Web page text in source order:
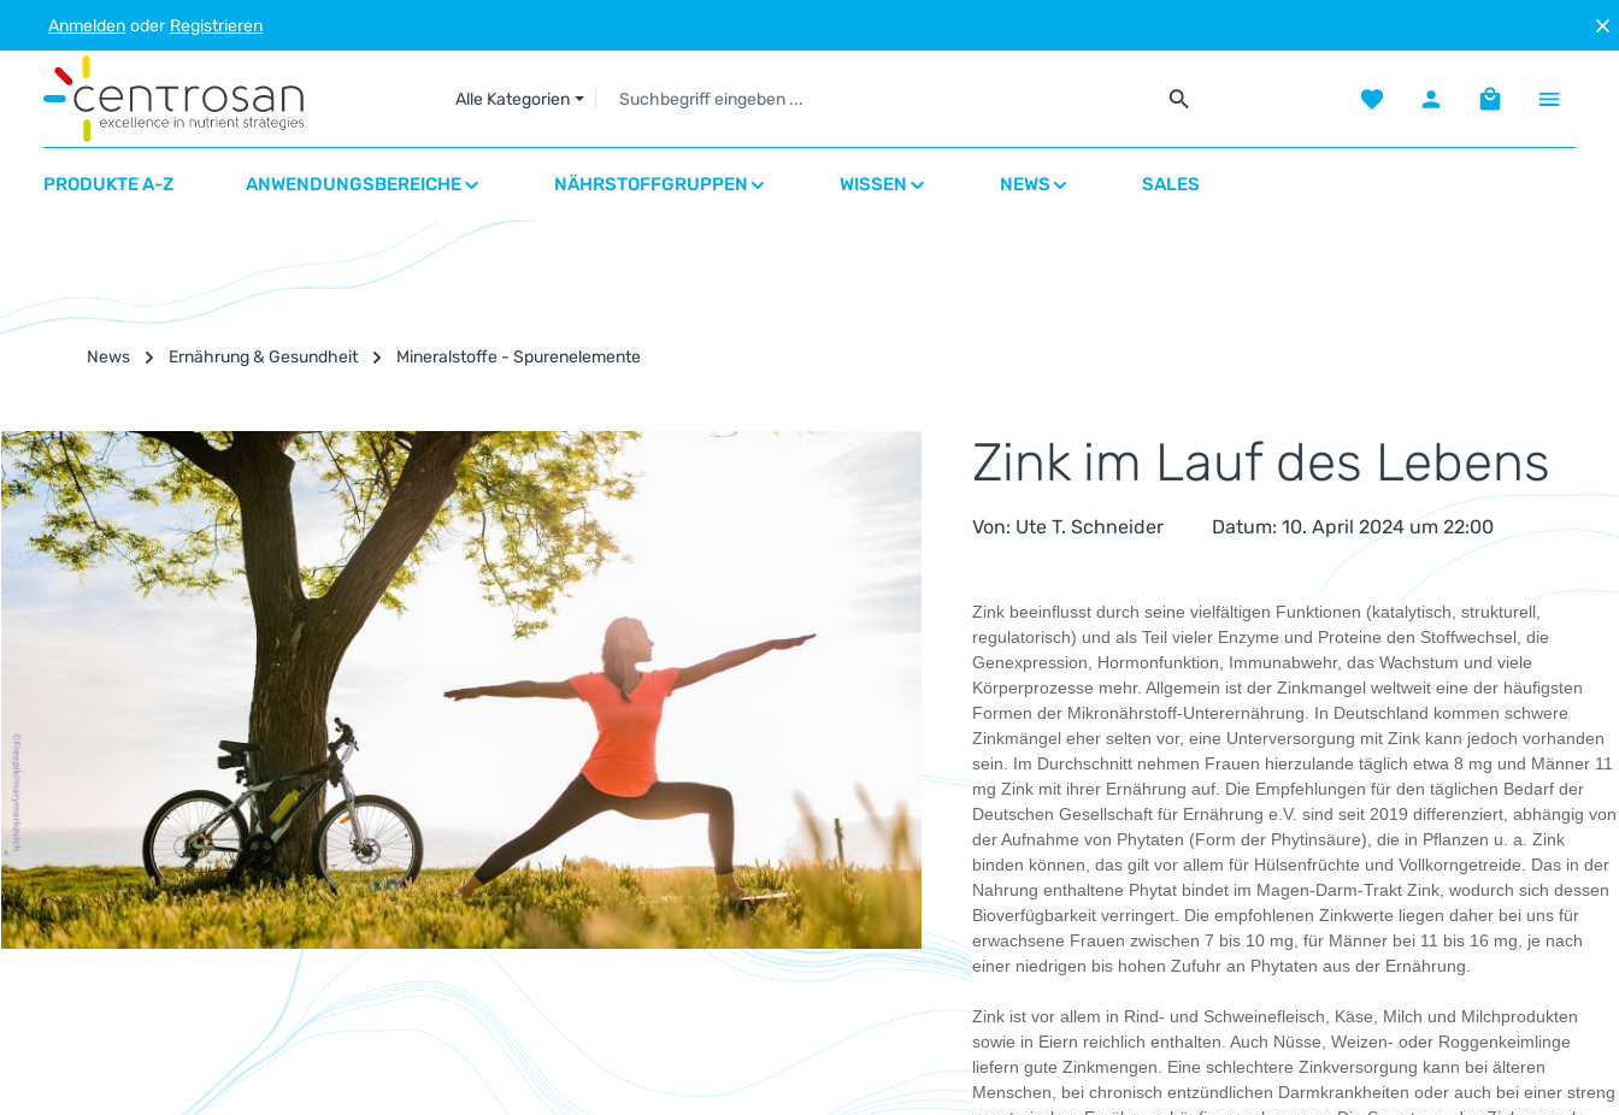
Hauptinhalt springen
Zur Suche springen
Zur Hauptnavigation springen
Anmelden oder Registrieren
Alle Kategorien
Du hast 0 Produkte auf dem
Warenkorb
PRODUKTE A-Z ANWENDUNGSBEREICHE NÄHRSTOFFGRUPPEN WISSEN NEWS SALES
News Ernährung & Gesundheit Mineralstoffe - Spurenelemente
Bildergalerie überspringen Zink im Lauf des Lebens
Von: Ute T. Schneider Datum: 10. April 2024 um 22:00
Zink beeinflusst durch seine vielfältigen Funktionen (katalytisch, strukturell,
regulatorisch) und als Teil vieler Enzyme und Proteine den Stoffwechsel, die
Genexpression, Hormonfunktion, Immunabwehr, das Wachstum und viele
Körperprozesse mehr. Allgemein ist der Zinkmangel weltweit eine der häufigsten
Formen der Mikronährstoff-Unterernährung. In Deutschland kommen schwere
Zinkmängel eher selten vor, eine Unterversorgung mit Zink kann jedoch vorhanden
sein. Im Durchschnitt nehmen Frauen hierzulande täglich etwa 8 mg und Männer 11
mg Zink mit ihrer Ernährung auf. Die Empfehlungen für den täglichen Bedarf der
Deutschen Gesellschaft für Ernährung e.V. sind seit 2019 differenziert, abhängig von
der Aufnahme von Phytaten (Form der Phytinsäure), die in Pflanzen u. a. Zink
binden können, das gilt vor allem für Hülsenfrüchte und Vollkorngetreide. Das in der
Nahrung enthaltene Phytat bindet im Magen-Darm-Trakt Zink, wodurch sich dessen
Bioverfügbarkeit verringert. Die empfohlenen Zinkwerte liegen daher bei uns für
erwachsene Frauen zwischen 7 bis 10 mg, für Männer bei 11 bis 16 mg, je nach
einer niedrigen bis hohen Zufuhr an Phytaten aus der Ernährung.
Zink ist vor allem in Rind- und Schweinefleisch, Käse, Milch und Milchprodukten
sowie in Eiern reichlich enthalten. Auch Nüsse, Weizen- oder Roggenkeimlinge
liefern gute Zinkmengen. Eine schlechtere Zinkversorgung kann bei älteren
Menschen, bei chronisch entzündlichen Darmkrankheiten oder auch bei einer streng